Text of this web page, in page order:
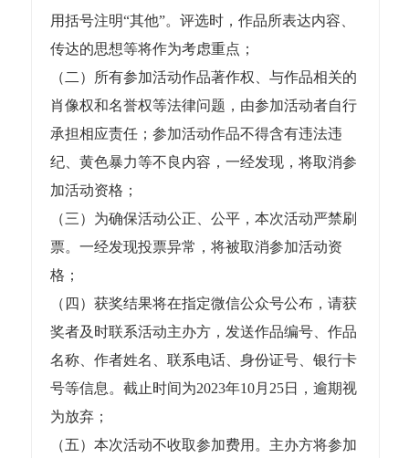
用括号注明“其他”。评选时，作品所表达内容、
传达的思想等将作为考虑重点；
（二）所有参加活动作品著作权、与作品相关的
肖像权和名誉权等法律问题，由参加活动者自行
承担相应责任；参加活动作品不得含有违法违
纪、黄色暴力等不良内容，一经发现，将取消参
加活动资格；
（三）为确保活动公正、公平，本次活动严禁刷
票。一经发现投票异常，将被取消参加活动资
格；
（四）获奖结果将在指定微信公众号公布，请获
奖者及时联系活动主办方，发送作品编号、作品
名称、作者姓名、联系电话、身份证号、银行卡
号等信息。截止时间为2023年10月25日，逾期视
为放弃；
（五）本次活动不收取参加费用。主办方将参加